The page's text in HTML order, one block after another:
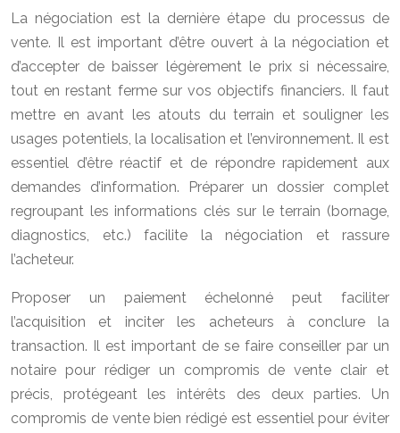
La négociation est la dernière étape du processus de
vente. Il est important d’être ouvert à la négociation et
d’accepter de baisser légèrement le prix si nécessaire,
tout en restant ferme sur vos objectifs financiers. Il faut
mettre en avant les atouts du terrain et souligner les
usages potentiels, la localisation et l’environnement. Il est
essentiel d’être réactif et de répondre rapidement aux
demandes d’information. Préparer un dossier complet
regroupant les informations clés sur le terrain (bornage,
diagnostics, etc.) facilite la négociation et rassure
l’acheteur.
Proposer un paiement échelonné peut faciliter
l’acquisition et inciter les acheteurs à conclure la
transaction. Il est important de se faire conseiller par un
notaire pour rédiger un compromis de vente clair et
précis, protégeant les intérêts des deux parties. Un
compromis de vente bien rédigé est essentiel pour éviter